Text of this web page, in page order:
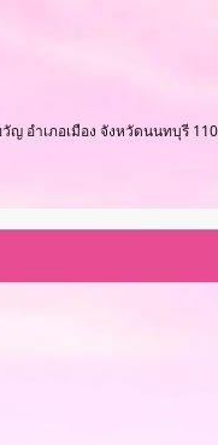
อำเภอเมือง จังหวัดนนทบุรี